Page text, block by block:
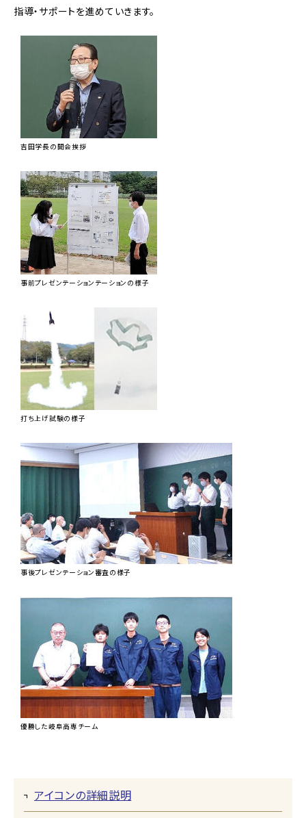
指導・サポートを進めていきます。
吉田学長の開会挨拶
事前プレゼンテーションテーションの様子
打ち上げ試験の様子
事後プレゼンテーション審査の様子
優勝した岐阜高専チーム
アイコンの詳細説明